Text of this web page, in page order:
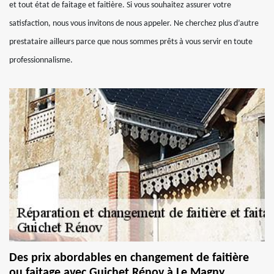
et tout état de faitage et faitière. Si vous souhaitez assurer votre
satisfaction, nous vous invitons de nous appeler. Ne cherchez plus d’autre
prestataire ailleurs parce que nous sommes prêts à vous servir en toute
professionnalisme.
Des prix abordables en changement de faitière